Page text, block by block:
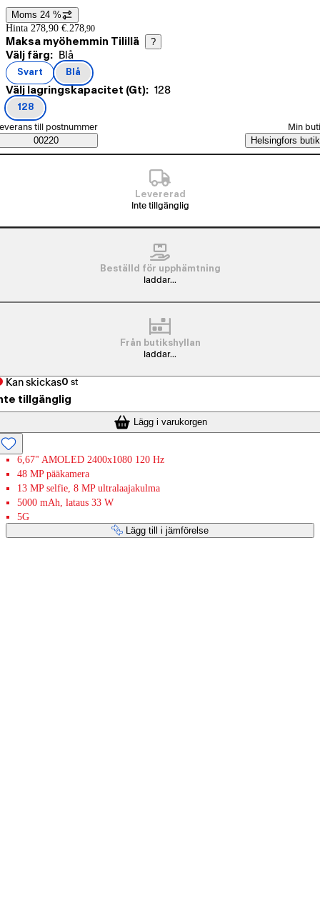
Prisinformation
Moms 24 %
Hinta 278,90 €. 278,90
Maksa myöhemmin Tilillä ?
Produktvarianter
Välj färg: Nuvarande val Blå
Blå
Svart
(färg)
Blå
(färg)
Välj lagringskapacitet (Gt): Nuvarande val 128
128
128
(lagringskapacitet (Gt)
Saatavuustiedot
beställningssätt
till postnummer
00220
Min
Helsingfors butik
Levererad
Inte tillgänglig
Beställd för upphämtning
laddar...
Från butikshyllan
laddar...
Kan skickas0 st
tillgänglig
Lägg i varukorgen
6,67" AMOLED 2400x1080 120 Hz
48 MP pääkamera
13 MP selfie, 8 MP ultralaajakulma
5000 mAh, lataus 33 W
5G
Lägg till i jämförelse